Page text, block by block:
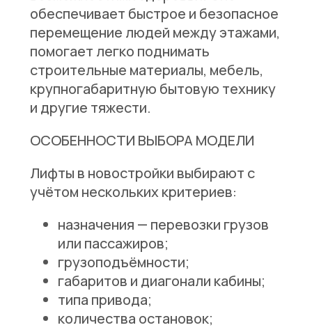
обеспечивает быстрое и безопасное
перемещение людей между этажами,
помогает легко поднимать
строительные материалы, мебель,
крупногабаритную бытовую технику
и другие тяжести.
ОСОБЕННОСТИ ВЫБОРА МОДЕЛИ
Лифты в новостройки выбирают с
учётом нескольких критериев:
назначения — перевозки грузов
или пассажиров;
грузоподъёмности;
габаритов и диагонали кабины;
типа привода;
количества остановок;